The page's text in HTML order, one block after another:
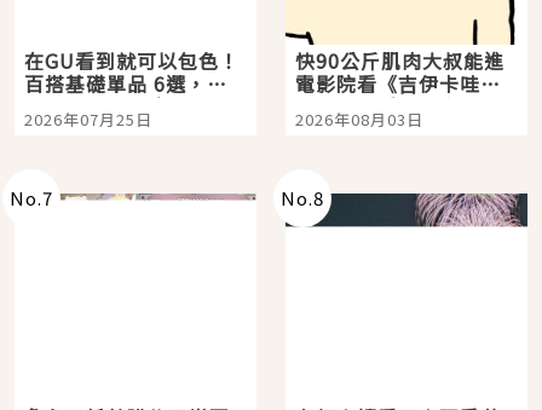
在GU看到就可以包色！
百搭基礎單品 6選，閉
眼全收也不心疼
2026年07月25日
快90公斤肌肉大叔能進
電影院看《吉伊卡哇》
嗎？日本重金屬樂團
「打首」會長與nagano
2026年08月03日
No.7 No.8